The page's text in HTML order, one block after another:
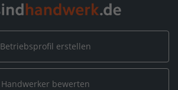
Betriebsprofil erstellen
Handwerker bewerten